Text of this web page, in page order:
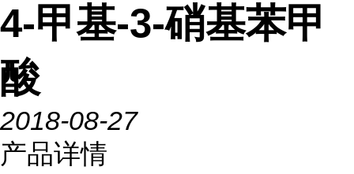
4-甲基-3-硝基苯甲
酸
2018-08-27
产品详情